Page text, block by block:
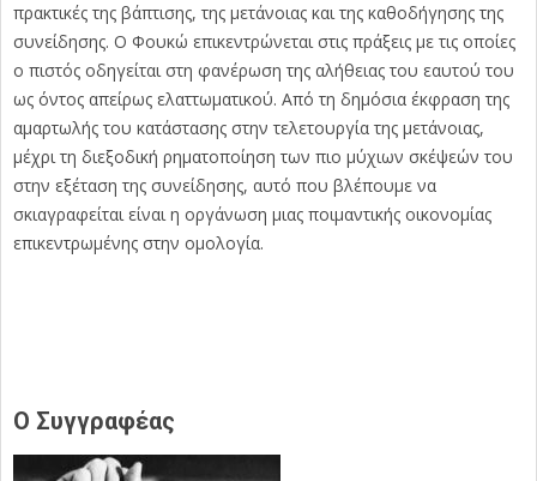
πρακτικές της βάπτισης, της μετάνοιας και της καθοδήγησης της
συνείδησης. Ο Φουκώ επικεντρώνεται στις πράξεις με τις οποίες
ο πιστός οδηγείται στη φανέρωση της αλήθειας του εαυτού του
ως όντος απείρως ελαττωματικού. Από τη δημόσια έκφραση της
αμαρτωλής του κατάστασης στην τελετουργία της μετάνοιας,
μέχρι τη διεξοδική ρηματοποίηση των πιο μύχιων σκέψεών του
στην εξέταση της συνείδησης, αυτό που βλέπουμε να
σκιαγραφείται είναι η οργάνωση μιας ποιμαντικής οικονομίας
επικεντρωμένης στην ομολογία.
Ο Συγγραφέας